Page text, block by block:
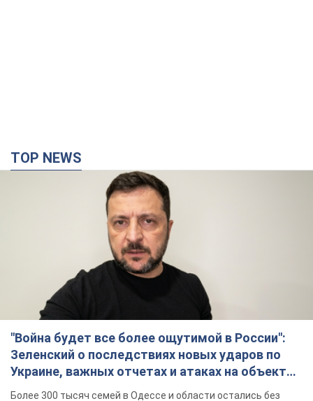
TOP NEWS
"Война будет все более ощутимой в России":
Зеленский о последствиях новых ударов по
Украине, важных отчетах и атаках на объекты
противника. Видео
Более 300 тысяч семей в Одессе и области остались без